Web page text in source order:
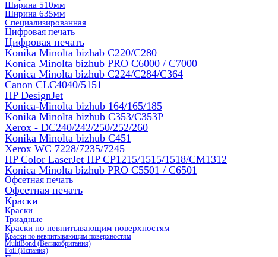
Ширина 510мм
Ширина 635мм
Специализированная
Цифровая печать
Цифровая печать
Konika Minolta bizhab C220/C280
Konica Minolta bizhub PRO C6000 / C7000
Konica Minolta bizhub С224/С284/С364
Canon CLC4040/5151
HP DesignJet
Konica-Minolta bizhub 164/165/185
Konika Minolta bizhub C353/C353Р
Xerox - DC240/242/250/252/260
Konika Minolta bizhub C451
Xerox WC 7228/7235/7245
HP Color LaserJet HP CP1215/1515/1518/CM1312
Konica Minolta bizhub PRO С5501 / С6501
Офсетная печать
Офсетная печать
Краски
Краски
Триадные
Краски по невпитывающим поверхностям
Краски по невпитывающим поверхностям
MultiBond (Великобритания)
Foil (Испания)